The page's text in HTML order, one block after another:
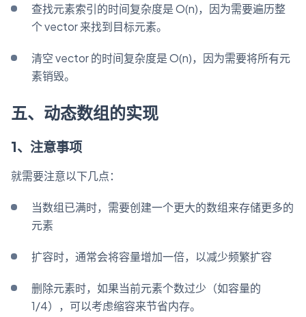
查找元素索引的时间复杂度是 O(n)，因为需要遍历整
个 vector 来找到目标元素。
清空 vector 的时间复杂度是 O(n)，因为需要将所有元
素销毁。
五、动态数组的实现
1、注意事项
就需要注意以下几点：
当数组已满时，需要创建一个更大的数组来存储更多的
元素
扩容时，通常会将容量增加一倍，以减少频繁扩容
删除元素时，如果当前元素个数过少（如容量的
1/4），可以考虑缩容来节省内存。